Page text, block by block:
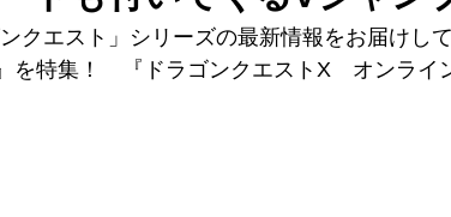
クエスト」シリーズの最新情報をお届けし
特集！ 『ドラゴンクエストX オンライン